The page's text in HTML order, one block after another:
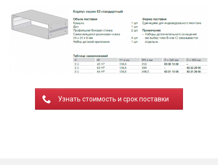
Узнать стоимость и срок поставки